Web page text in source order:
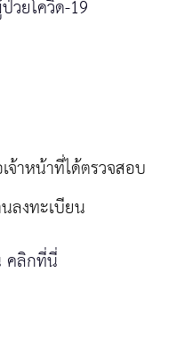
ยโควิด-19
จ้าหน้าที่ได้ตรวจสอบ
ลงทะเบียน
คลิกที่นี่